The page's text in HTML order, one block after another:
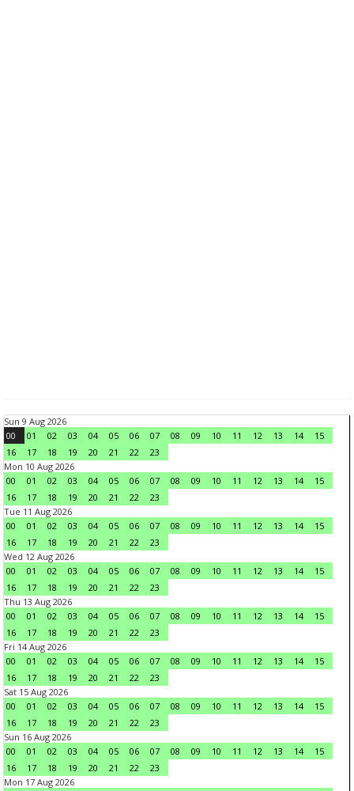
Sun 9 Aug 2026
00
01 02 03 04 05 06 07 08 09 10 11 12 13 14
15
16
17 18 19 20 21 22
23
Mon 10 Aug 2026
00
01 02 03 04 05 06 07 08 09 10 11 12 13 14
15
16
17 18 19 20 21 22
23
Tue 11 Aug 2026
00
01 02 03 04 05 06 07 08 09 10 11 12 13 14
15
16
17 18 19 20 21 22
23
Wed 12 Aug 2026
00
01 02 03 04 05 06 07 08 09 10 11 12 13 14
15
16
17 18 19 20 21 22
23
Thu 13 Aug 2026
00
01 02 03 04 05 06 07 08 09 10 11 12 13 14
15
16
17 18 19 20 21 22
23
Fri 14 Aug 2026
00
01 02 03 04 05 06 07 08 09 10 11 12 13 14
15
16
17 18 19 20 21 22
23
Sat 15 Aug 2026
00
01 02 03 04 05 06 07 08 09 10 11 12 13 14
15
16
17 18 19 20 21 22
23
Sun 16 Aug 2026
00
01 02 03 04 05 06 07 08 09 10 11 12 13 14
15
16
17 18 19 20 21 22
23
Mon 17 Aug 2026